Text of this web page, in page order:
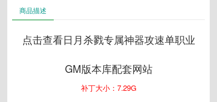
商品描述
点击查看日月杀戮专属神器攻速单职业
GM版本库配套网站
补丁大小：7.29G